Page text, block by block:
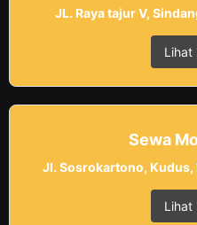
JL. Raya tajur V,
Lihat
Sewa
Jl. Sosrokartono, Kudus,
Lihat